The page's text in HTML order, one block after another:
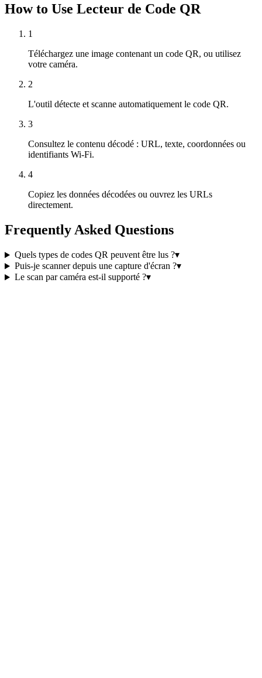
How to Use Lecteur de Code QR
1
Téléchargez une image contenant un code QR, ou utilisez
votre caméra.
2
L'outil détecte et scanne automatiquement le code QR.
3
Consultez le contenu décodé : URL, texte, coordonnées ou
identifiants Wi-Fi.
4
Copiez les données décodées ou ouvrez les URLs
directement.
Frequently Asked Questions
Quels types de codes QR peuvent être lus ?▾
Puis-je scanner depuis une capture d'écran ?▾
Le scan par caméra est-il supporté ?▾